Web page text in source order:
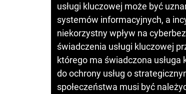
usługi kluczowej może być
systemów informacyjnych, a
niekorzystny wpływ na
świadczenia usługi kluczowej
którego ma świadczona usługa
do ochrony usług o
społeczeństwa musi być